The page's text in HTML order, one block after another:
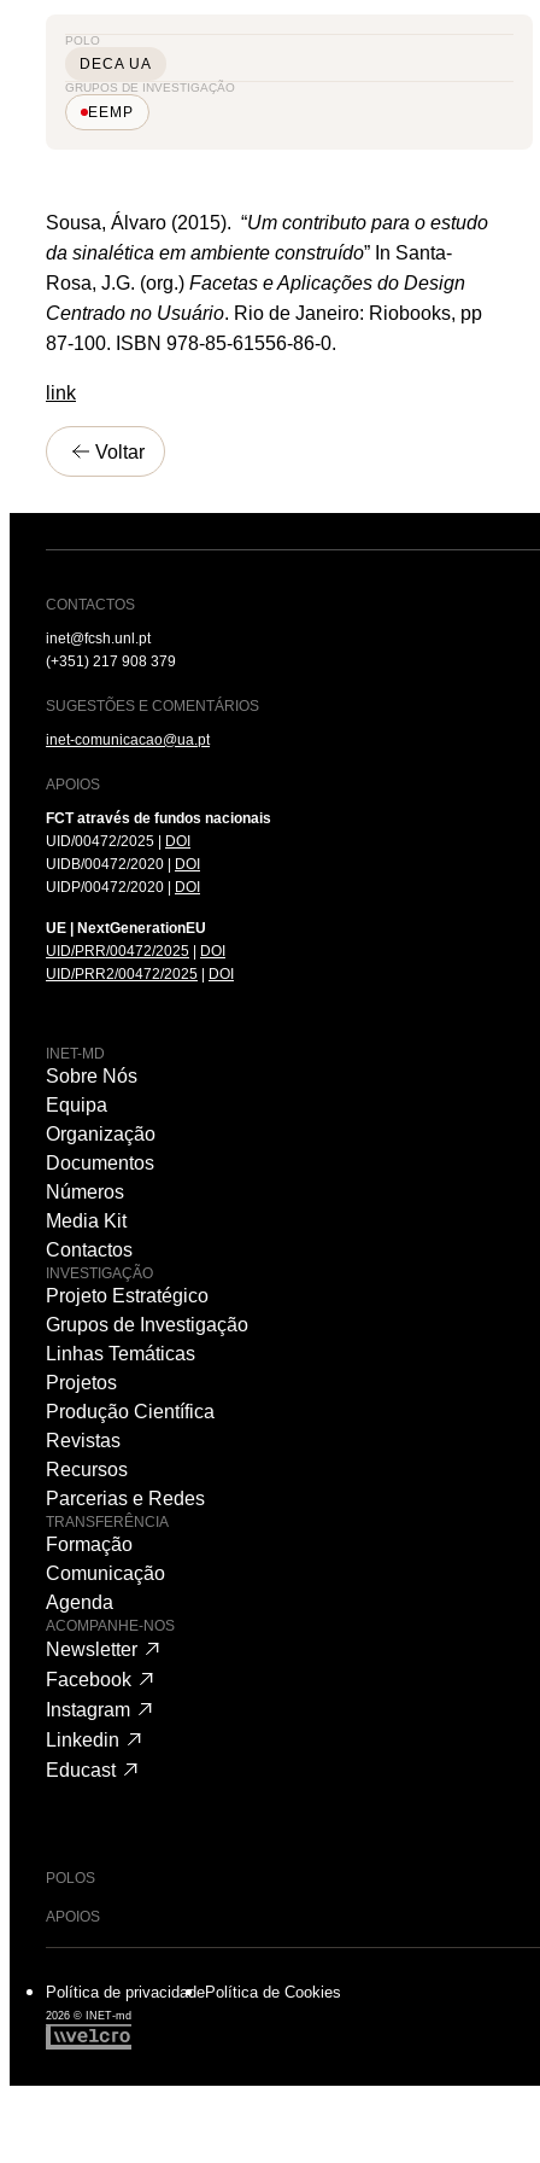
POLO
DECA UA
GRUPOS DE INVESTIGAÇÃO
EEMP
Sousa, Álvaro (2015). “Um contributo para o estudo
da sinalética em ambiente construído” In Santa-
Rosa, J.G. (org.) Facetas e Aplicações do Design
Centrado no Usuário. Rio de Janeiro: Riobooks, pp
87-100. ISBN 978-85-61556-86-0.
link
Voltar
CONTACTOS
inet@fcsh.unl.pt
(+351) 217 908 379
SUGESTÕES E COMENTÁRIOS
inet-comunicacao@ua.pt
APOIOS
FCT através de fundos nacionais
UID/00472/2025 |
DOI
UIDB/00472/2020 |
DOI
UIDP/00472/2020 |
DOI
UE | NextGenerationEU
UID/PRR/00472/2025
DOI
UID/PRR2/00472/2025
DOI
INET-MD
Sobre Nós
Equipa
Organização
Documentos
Números
Media Kit
Contactos
INVESTIGAÇÃO
Projeto Estratégico
Grupos de Investigação
Linhas Temáticas
Projetos
Produção Científica
Revistas
Recursos
Parcerias e Redes
TRANSFERÊNCIA
Formação
Comunicação
Agenda
ACOMPANHE-NOS
Newsletter
Facebook
Instagram
Linkedin
Educast
POLOS
APOIOS
2026 © INET-md
Política de privacidadePolítica de Cookies